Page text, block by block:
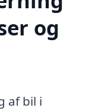
og
af bil i